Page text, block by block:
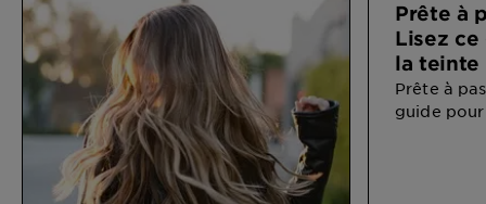
Prête à
Lisez
la teinte
Prête à
guide